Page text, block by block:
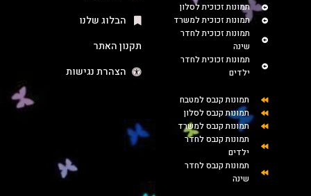
תמונות זכוכית לסלון
תמונות זכוכית למשרד
תמונות זכוכית לחדר
שינה
תמונות זכוכית לחדר
ילדים
תמונות קנבס למטבח
תמונות קנבס לסלון
תמונות קנבס למשרד
תמונות קנבס לחדר
ילדים
תמונות קנבס לחדר
שינה
הבלוג שלנו
תקנון האתר
הצהרת נגישות